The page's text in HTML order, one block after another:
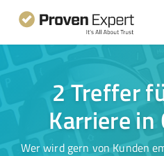
2 Treffer
Karriere
Wer wird gern von Kunden